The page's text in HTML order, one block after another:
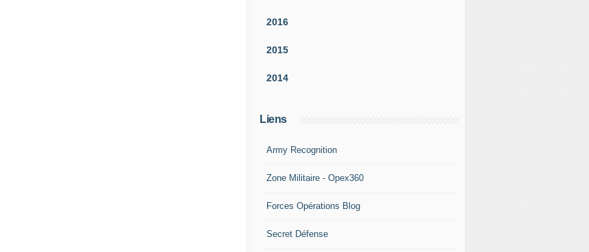
2016
2015
2014
Liens
Army Recognition
Zone Militaire - Opex360
Forces Opérations Blog
Secret Défense